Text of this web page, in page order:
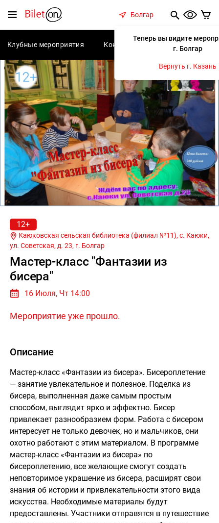
Меню
Болгар
Теперь вы видите
г. Болгар
Вернуть г. Казань
Клубные мероприятия Концерты Спектакли
12+
ул. Советская, д. 23, г. Болгар
Мастер-класс "Фантазии из
бисера"
16 Июля, Чт 14:00
Мероприятие уже прошло.
Описание
Мастер-класс «Фантазии из бисера». Бисероплетение
— занятие увлекательное и полезное. Поделка из
бисера, выполненная даже самым простым
способом, выглядит ярко и эффектно. Бисер
привлекает разнообразием форм. Работа с бисером
интересует не только девочек, но и мальчиков, они
охотно работают с этим материалом. В программе
мастер-класс «Фантазии из бисера» по
бисероплетению, все желающие смогут создать
неповторимое украшение из бисера, расширят свои
знания об истории и привлекательности этого вида
искусства. Необходимые материалы будут
предоставлены. Участники отправятся в путешествие